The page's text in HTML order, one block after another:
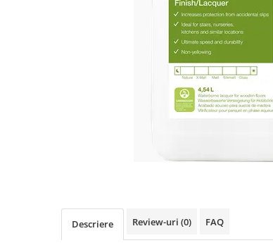
Descriere Review-uri (0) FAQ